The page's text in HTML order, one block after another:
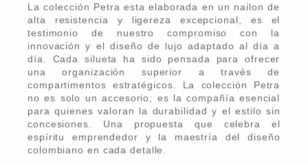
La colección Petra esta elaborada en un nailon de
alta resistencia y ligereza excepcional, es el
testimonio de nuestro compromiso con la
innovación y el diseño de lujo adaptado al día a
día. Cada silueta ha sido pensada para ofrecer
una organización superior a través de
compartimentos estratégicos. La colección Petra
no es solo un accesorio; es la compañía esencial
para quienes valoran la durabilidad y el estilo sin
concesiones. Una propuesta que celebra el
espíritu emprendedor y la maestría del diseño
colombiano en cada detalle.